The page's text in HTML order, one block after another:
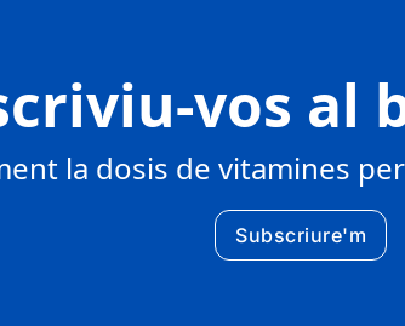
vos al
la dosis de vitamines
Subscriure'm